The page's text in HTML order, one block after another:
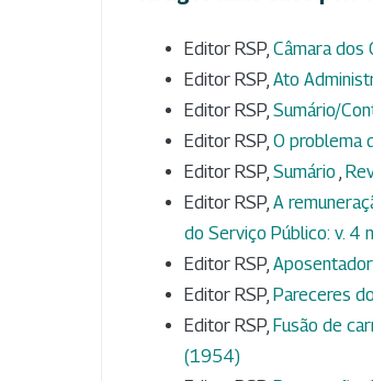
Editor RSP, Câmara dos
Editor RSP, Ato
Editor RSP, Sumário/
Editor RSP, O problema
Editor RSP, Sumário ,
Editor RSP, A
do Serviço Público: v. 4
Editor RSP,
Editor RSP, Pareceres
Editor RSP, Fusão de
(1954)